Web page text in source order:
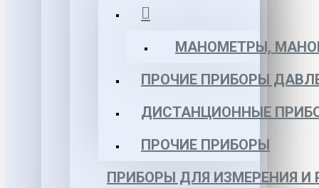
МАНОМЕТРЫ,
ПРОЧИЕ ПРИБОРЫ
ДИСТАНЦИОННЫЕ
ПРОЧИЕ ПРИБОРЫ
ПРИБОРЫ ДЛЯ ИЗМЕРЕНИЯ И